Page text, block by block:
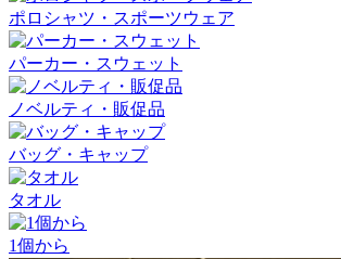
ポロシャツ・スポーツウェア
パーカー・スウェット
ノベルティ・販促品
バッグ・キャップ
タオル
1個から